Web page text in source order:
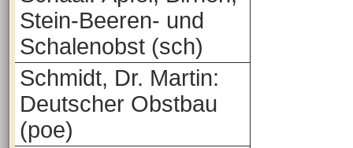
Stein-Beeren- und
Schalenobst (sch)
Schmidt, Dr. Martin:
Deutscher Obstbau
(poe)